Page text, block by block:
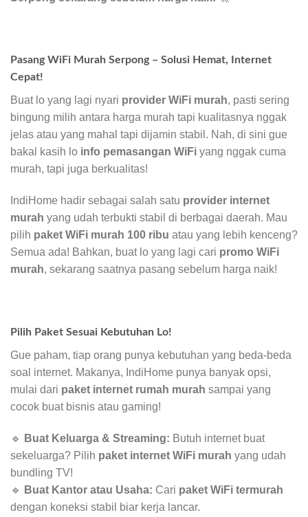
Pasang WiFi Murah Serpong – Solusi Hemat, Internet
Cepat!
Buat lo yang lagi nyari provider WiFi murah, pasti sering
bingung milih antara harga murah tapi kualitasnya nggak
jelas atau yang mahal tapi dijamin stabil. Nah, di sini gue
bakal kasih lo info pemasangan WiFi yang nggak cuma
murah, tapi juga berkualitas!
IndiHome hadir sebagai salah satu provider internet
murah yang udah terbukti stabil di berbagai daerah. Mau
pilih paket WiFi murah 100 ribu atau yang lebih kenceng?
Semua ada! Bahkan, buat lo yang lagi cari promo WiFi
murah, sekarang saatnya pasang sebelum harga naik!
Pilih Paket Sesuai Kebutuhan Lo!
Gue paham, tiap orang punya kebutuhan yang beda-beda
soal internet. Makanya, IndiHome punya banyak opsi,
mulai dari paket internet rumah murah sampai yang
cocok buat bisnis atau gaming!
🔹 Buat Keluarga & Streaming: Butuh internet buat
sekeluarga? Pilih paket internet WiFi murah yang udah
bundling TV!
🔹
Buat Kantor atau Usaha: Cari paket WiFi termurah
dengan koneksi stabil biar kerja lancar.